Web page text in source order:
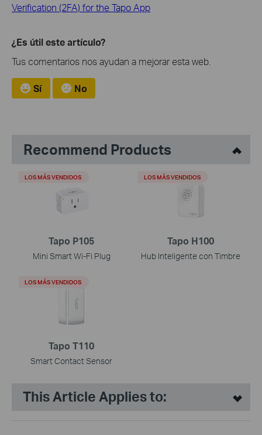
Verification (2FA) for the Tapo App
¿Es útil este artículo?
Tus comentarios nos ayudan a mejorar esta web.
Sí No
Recommend Products
Tapo P105
Mini Smart Wi-Fi Plug
LOS MÁS VENDIDOS
Tapo H100
Hub Inteligente con Timbre
LOS MÁS VENDIDOS
Tapo T110
Smart Contact Sensor
LOS MÁS VENDIDOS
This Article Applies to: